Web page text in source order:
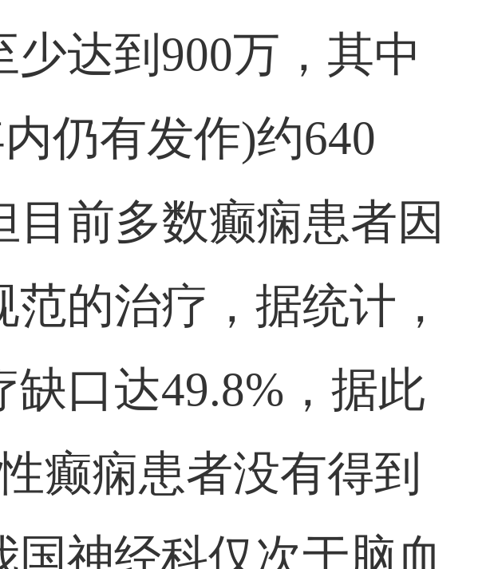
达到900万，其中
仍有发作)约640
前多数癫痫患者因
的治疗，据统计，
口达49.8%，据此
癫痫患者没有得到
神经科仅次于脑血